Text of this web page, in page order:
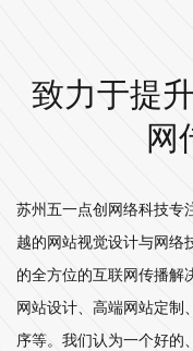
致力于提
网
苏州五一点创网络科技专
越的网站视觉设计与网络
的全方位的互联网传播解
网站设计、高端网站定制
序等。我们认为一个好的